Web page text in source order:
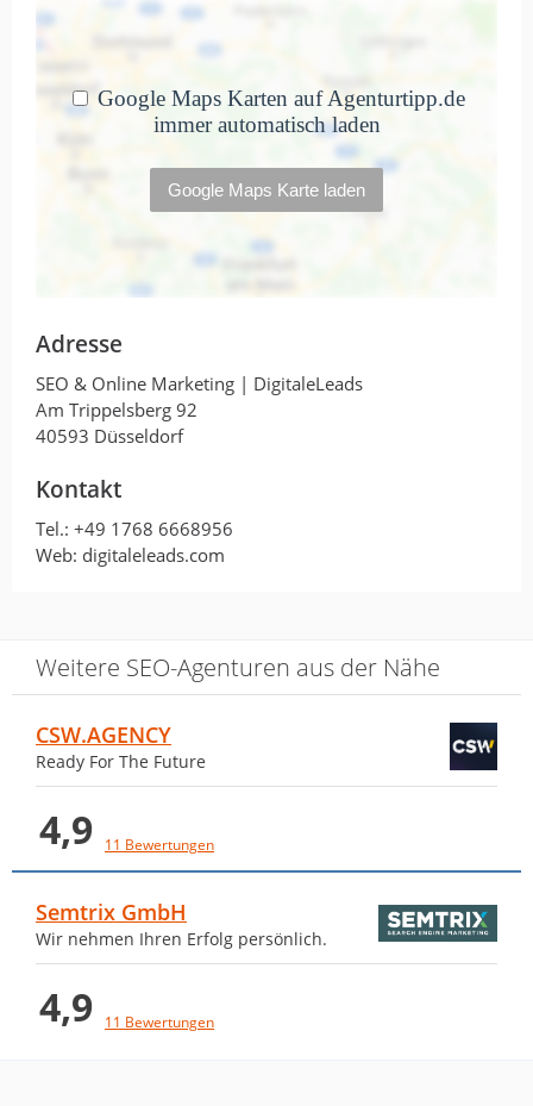
Optimierung und
Marketingmaßnahmen konnten…
von Hakan Gündogan · 15. April 2024
Dank der effektiven SEO-Optimierung und
Marketingmaßnahmen konnten wir
unsere Online-Präsenz erheblich
ausbauen. Das fundierte Fachwissen und
die kreative Herangehensweise haben
dazu beigetragen, dass wir in unserer
Branche hervorstechen und neue Kunden
gewinnen konnten.
Antwort von SEO & Online
Marketing | DigitaleLeads
Mehr
für SEO optimiert wurde, haben
sich die…
von Muhamad Lahib · 14. Februar 2024
optimiert wurde, haben sich die
Kundenanfragen gehäuft. Wir schätzen
empfehlenswert!
16. April 2024
Adresse
SEO & Online Marketing | DigitaleLeads
Am Trippelsberg 92
40593 Düsseldorf
Kontakt
Tel.: +49 1768 6668956
Web: digitaleleads.com
Weitere SEO-Agenturen aus der Nähe
CSW.AGENCY
Ready For The Future
4,9 11 Bewertungen
Semtrix GmbH
Wir nehmen Ihren Erfolg persönlich.
4,9 11 Bewertungen